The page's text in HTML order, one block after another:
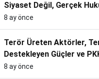
Siyaset Değil, Gerçek
Olmalıyız.
8 ay önce
Terör Üreten Aktörler,
Destekleyen Güçler ve
terörünün Siyasallaşması
8 ay önce